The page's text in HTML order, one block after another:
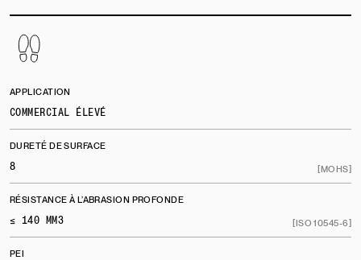
APPLICATION
COMMERCIAL ÉLEVÉ
DURETÉ DE SURFACE
8
[MOHS]
RÉSISTANCE À L’ABRASION PROFONDE
≤ 140 MM3
[ISO 10545-6]
PEI